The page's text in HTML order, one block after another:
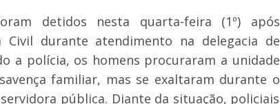
detidos nesta quarta-feira (1º) após
Civil durante atendimento na delegacia de
a polícia, os homens procuraram a unidade
familiar, mas se exaltaram durante o
pública. Diante da situação, policiais